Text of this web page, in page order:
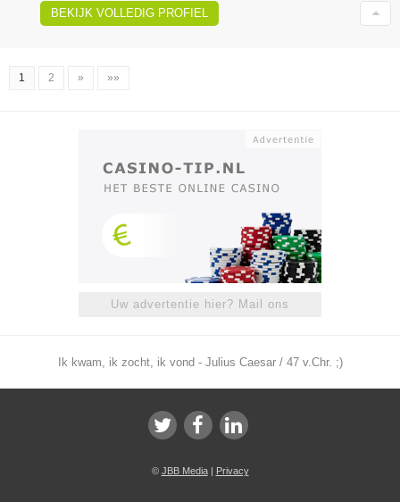
BEKIJK VOLLEDIG PROFIEL
1 2 » »»
Uw advertentie hier? Mail ons
Ik kwam, ik zocht, ik vond - Julius Caesar / 47 v.Chr. ;)
© JBB Media| Privacy